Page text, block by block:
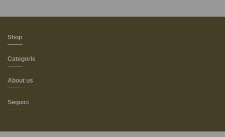
Shop
Categorie
About us
Seguici